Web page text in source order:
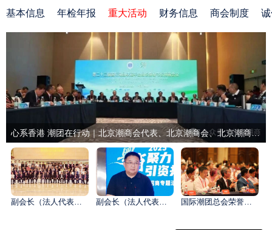
基本信息 年检年报 重大活动 财务信息 商会制度
心系香港 潮团在行动｜北京潮商会代表、北京潮商会、北京潮商会青年委员会捐款40万元支援香港火灾受灾同胞
副会长（法人代表）周建轩应邀出席北京湛江商会2025中秋联谊会暨助力“百千万工程”活动 副会长（法人代表）周建轩在“粤商聚力 引资共赢”驻京商会招商活动上介绍经验 国际潮团总会荣誉会长陈才雄应邀出席上海潮汕联谊会2025年会暨世界潮商大会会长会议